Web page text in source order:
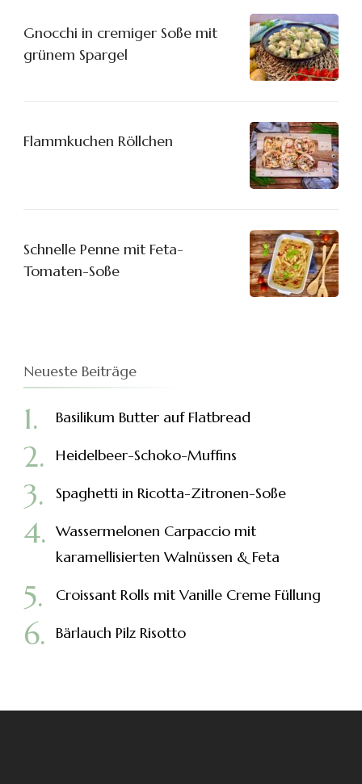
Gnocchi in cremiger Soße mit
grünem Spargel
Flammkuchen Röllchen
Schnelle Penne mit Feta-
Tomaten-Soße
Neueste Beiträge
Basilikum Butter auf Flatbread
Heidelbeer-Schoko-Muffins
Spaghetti in Ricotta-Zitronen-Soße
Wassermelonen Carpaccio mit
karamellisierten Walnüssen & Feta
Croissant Rolls mit Vanille Creme Füllung
Bärlauch Pilz Risotto